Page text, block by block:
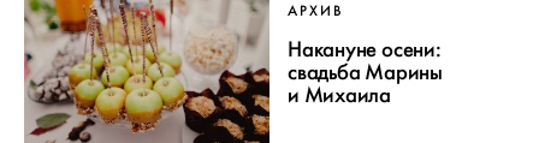
АРХИВ
Накануне осени:
свадьба Марины
и Михаила